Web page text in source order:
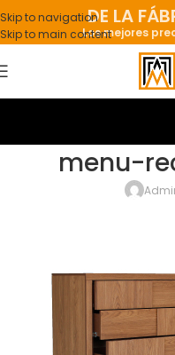
Skip to navigation
Skip to main content
DE LA
Los mejores
menu-